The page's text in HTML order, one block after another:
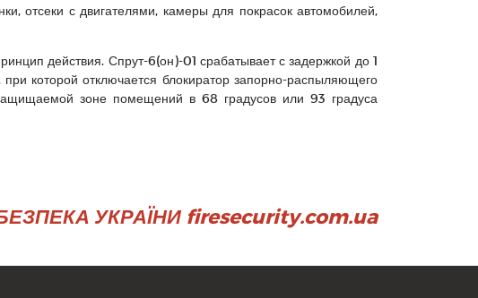
отсеки с двигателями, камеры для покрасок автомобилей,
действия. Спрут-6(он)-01 срабатывает с задержкой до 1
которой отключается блокиратор запорно-распыляющего
зоне помещений в 68 градусов или 93 градуса
УКРАЇНИ firesecurity.com.ua